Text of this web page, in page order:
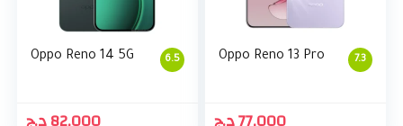
6.5
Oppo Reno 14 5G 7.3
Oppo Reno 13 Pro